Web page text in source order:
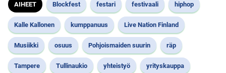
AIHEET Blockfest festari festivaali hiphop
Kalle Kallonen kumppanuus Live Nation Finland
Musiikki osuus Pohjoismaiden suurin räp
Tampere Tullinaukio yhteistyö yrityskauppa